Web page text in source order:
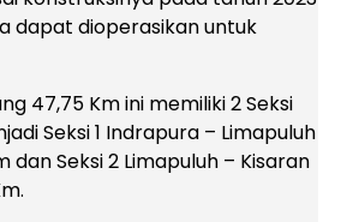
dapat dioperasikan untuk
47,75 Km ini memiliki 2 Seksi
Seksi 1 Indrapura – Limapuluh
dan Seksi 2 Limapuluh – Kisaran